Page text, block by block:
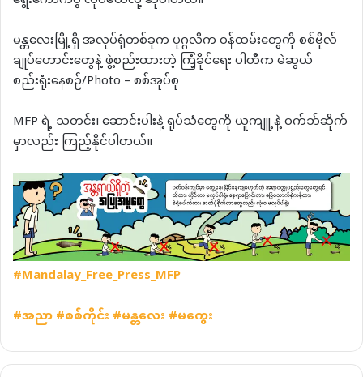
မန္တလေးမြို့ရှိ အလုပ်ရုံတစ်ခုက ပုဂ္ဂလိက ဝန်ထမ်းတွေကို စစ်ဗိုလ်
ချုပ်ဟောင်းတွေနဲ့ ဖွဲ့စည်းထားတဲ့ ကြံ့ခိုင်ရေး ပါတီက မဲဆွယ်
စည်းရုံးနေစဉ်/Photo – စစ်အုပ်စု
MFP ရဲ့ သတင်း၊ ဆောင်းပါးနဲ့ ရုပ်သံတွေကို ယူကျူ့နဲ့ ဝက်ဘ်ဆိုက်
မှာလည်း ကြည့်နိုင်ပါတယ်။
#Mandalay_Free_Press_MFP
#အညာ#စစ်ကိုင်း#မန္တလေး#မကွေး